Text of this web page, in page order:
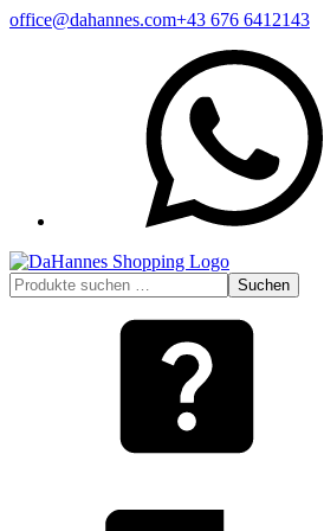
Zum
office@dahannes.com+43 676 6412143
Suchen
nach:
Suchen